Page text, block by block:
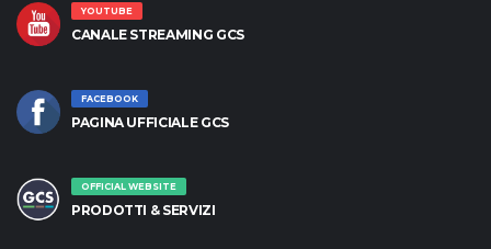
YOUTUBE
CANALE STREAMING GCS
FACEBOOK
PAGINA UFFICIALE GCS
OFFICIAL WEBSITE
PRODOTTI & SERVIZI